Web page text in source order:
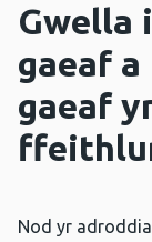
Gwella
gaeaf a
gaeaf
Nod yr